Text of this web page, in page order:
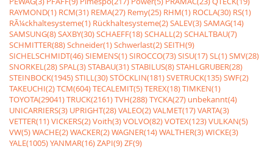
RAYMOND(1) RCM(31) REMA(27) Remy(25) RHM(1) ROCLA(30) RS(1)
RÃ¼ckhaltesysteme(1) Rückhaltesysteme(2)SALEV(3)SAMAG(14)
SAMSUNG(8)SAXBY(30)SCHAEFF(18)SCHALL(2)SCHALTBAU(7)
SCHMITTER(88)Schneider(1)Schwerlast(2)SEITH(9)
SICHELSCHMIDT(46)SIEMENS(1)SIROCCO(73)SISU(17)SL(1)SMV(28)
SNORKEL(28)SPAL(3)STABAU(31)STABILUS(8)STAHLGRUBER(28)
STEINBOCK(1945)STILL(30)STÖCKLIN(181)SVETRUCK(135)SWF(2)
TAKEUCHI(2)TCM(604)TECALEMIT(5)TEREX(18)TIMKEN(1)
TOYOTA(29041)TRUCK(2161)TVH(288)TYCKA(27) unbekannt(4)
UNICARRIERS(3) UPRIGHT(28)VALEO(2)VALMET(17)VARTA(3)
VETTER(11)VICKERS(2)Voith(3)VOLVO(82)VOTEX(123)VULKAN(5)
VW(5)WACHE(2)WACKER(2)WAGNER(14)WALTHER(3)WICKE(3)
YALE(1005)YANMAR(16)ZAPI(9)ZF(9)